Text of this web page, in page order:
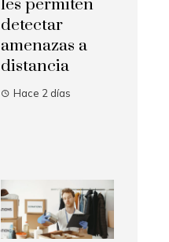
les permiten
detectar
amenazas a
distancia
Hace 2 días